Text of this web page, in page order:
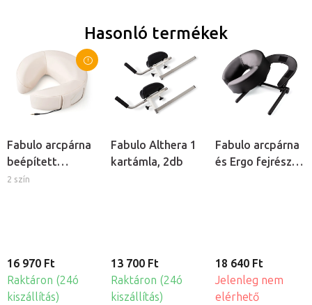
Hasonló termékek
Fabulo arcpárna
beépített
hangszóróval
2 szín
16 970 Ft
Raktáron (24ó
kiszállítás)
Fabulo Althera 1
kartámla, 2db
13 700 Ft
Raktáron (24ó
kiszállítás)
Fabulo arcpárna
és Ergo fejrész
18 640 Ft
Jelenleg nem
elérhető